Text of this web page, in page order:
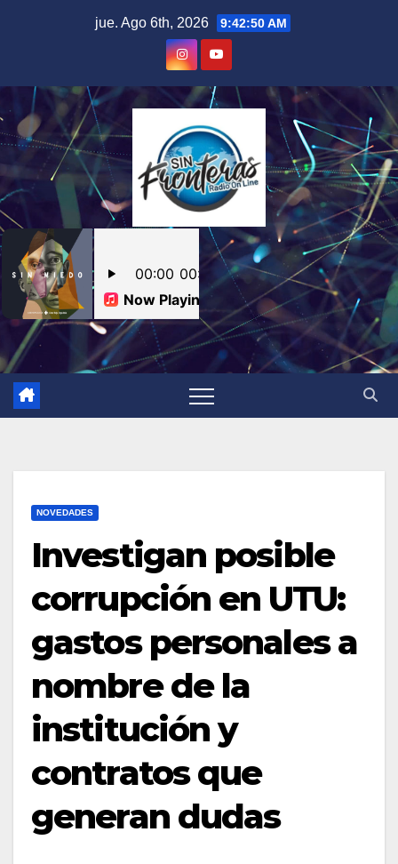
jue. Ago 6th, 2026 9:42:50 AM
NOVEDADES
Investigan posible
corrupción en UTU:
gastos personales a
nombre de la
institución y
contratos que
generan dudas